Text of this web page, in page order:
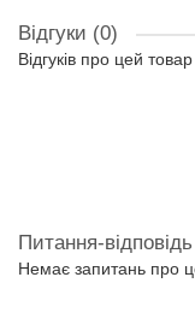
Відгуки (0)
Відгуків про цей
Питання-відповідь
Немає запитань про